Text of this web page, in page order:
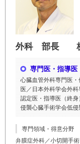
外科 部長 杭
専門医・指導医
心臓血管外科専門医
医／日本外科学会外
認定医・指導医（終
侵襲心臓手術学会低
専門領域・得意分野
弁膜症外科／小切開手